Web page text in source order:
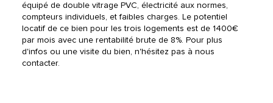
équipé de double vitrage PVC, électricité aux normes,
compteurs individuels, et faibles charges. Le potentiel
locatif de ce bien pour les trois logements est de 1400€
par mois avec une rentabilité brute de 8%. Pour plus
d'infos ou une visite du bien, n'hésitez pas à nous
contacter.